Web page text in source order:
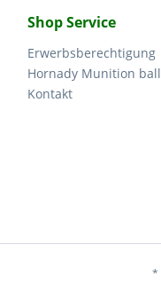
Shop Service
Erwerbsberechtigung
Hornady Munition
Kontakt
*